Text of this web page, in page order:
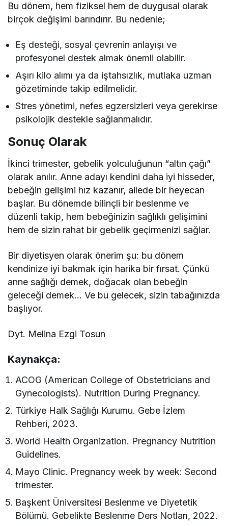
Bu dönem, hem fiziksel hem de duygusal olarak
birçok değişimi barındırır. Bu nedenle;
Eş desteği, sosyal çevrenin anlayışı ve
profesyonel destek almak önemli olabilir.
Aşırı kilo alımı ya da iştahsızlık, mutlaka uzman
gözetiminde takip edilmelidir.
Stres yönetimi, nefes egzersizleri veya gerekirse
psikolojik destekle sağlanmalıdır.
Sonuç Olarak
İkinci trimester, gebelik yolculuğunun “altın çağı”
olarak anılır. Anne adayı kendini daha iyi hisseder,
bebeğin gelişimi hız kazanır, ailede bir heyecan
başlar. Bu dönemde bilinçli bir beslenme ve
düzenli takip, hem bebeğinizin sağlıklı gelişimini
hem de sizin rahat bir gebelik geçirmenizi sağlar.
Bir diyetisyen olarak önerim şu: bu dönem
kendinize iyi bakmak için harika bir fırsat. Çünkü
anne sağlığı demek, doğacak olan bebeğin
geleceği demek… Ve bu gelecek, sizin tabağınızda
başlıyor.
Dyt. Melina Ezgi Tosun
Kaynakça:
ACOG (American College of Obstetricians and
Gynecologists). Nutrition During Pregnancy.
Türkiye Halk Sağlığı Kurumu. Gebe İzlem
Rehberi, 2023.
World Health Organization. Pregnancy Nutrition
Guidelines.
Mayo Clinic. Pregnancy week by week: Second
trimester.
Başkent Üniversitesi Beslenme ve Diyetetik
Bölümü. Gebelikte Beslenme Ders Notları, 2022.